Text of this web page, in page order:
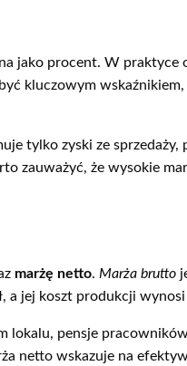
jako procent. W praktyce
kluczowym
tylko zyski ze
zauważyć, że wysokie
marżę netto. Marża brutto
a jej koszt produkcji
lokalu, pensje
netto wskazuje na